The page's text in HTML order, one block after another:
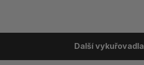
Další vykuřovadla